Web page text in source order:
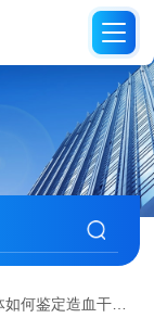
定造血干细胞与血管内皮？